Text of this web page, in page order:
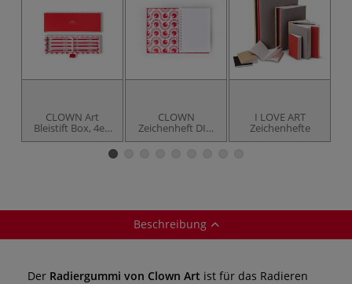
CLOWN Art
Bleistift Box, 4er-
Set
CLOWN
Zeichenheft DIN
A5, 50 Blatt
I LOVE ART
Zeichenhefte
Beschreibung
Der Radiergummi von Clown Art ist für das Radieren